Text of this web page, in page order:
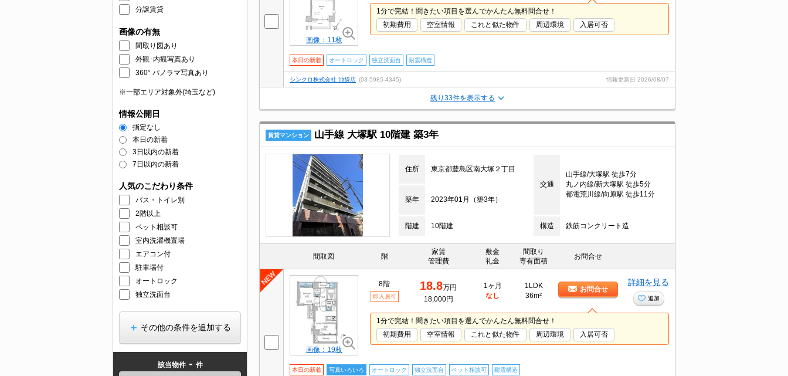
分譲賃貸
画像の有無
間取り図あり
外観･内観写真あり
360° パノラマ写真あり
※一部エリア対象外(埼玉など)
情報公開日
指定なし
本日の新着
3日以内の新着
7日以内の新着
人気のこだわり条件
バス・トイレ別
2階以上
ペット相談可
室内洗濯機置場
エアコン付
駐車場付
オートロック
独立洗面台
その他の条件を追加する
該当物件 - 件
画像：11枚
1分で完結！聞きたい項目を選んでかんたん無料問合せ！
初期費用
空室情報 これと似た物件 周辺環境 入居可否
本日の新着 オートロック 独立洗面台 耐震構造
シンクロ株式会社 池袋店 (03-5985-4345) 情報更新日 2026/08/07
残り33件を表示する
賃貸マンション 山手線 大塚駅 10階建 築3年
住所 東京都豊島区南大塚２丁目
交通
山手線/大塚駅 徒歩7分
丸ノ内線/新大塚駅 徒歩5分
都電荒川線/向原駅 徒歩11分
築年 2023年01月（築3年）
階建 10階建 構造 鉄筋コンクリート造
間取図 階
家賃
管理費
敷金
礼金
間取り
専有面積
お問合せ
画像：19枚
8階
即入居可
18.8万円
18,000円
1ヶ月
なし
1LDK
36m²
お問合せ
詳細を見る
追加
1分で完結！聞きたい項目を選んでかんたん無料問合せ！
初期費用
空室情報 これと似た物件 周辺環境 入居可否
本日の新着 写真いろいろ オートロック 独立洗面台 ペット相談可 耐震構造